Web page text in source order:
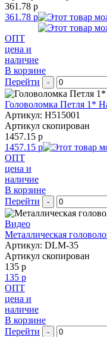
361.78 р
361.78 р
ОПТ
цена и
наличие
В корзине
Перейти
-
Головоломка Петля 1*
Артикул: H515001
Артикул скопирован
1457.15 р
1457.15 р
ОПТ
цена и
наличие
В корзине
Перейти
-
Видео
Металлическая
Артикул: DLM-35
Артикул скопирован
135 р
135 р
ОПТ
цена и
наличие
В корзине
Перейти
-